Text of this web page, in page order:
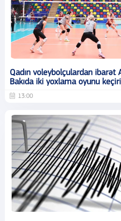
Qadın voleybolçulardan ibarət
Bakıda iki yoxlama oyunu
13:00